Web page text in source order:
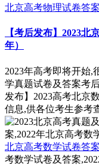
北京高考物理试卷答案
【考后发布】2023北
年）
2023年高考即将开始,
学真题试卷及答案考
发布】2023高考北京
信息,供各位考生参考
北京高考数学试卷答案
考数学试卷及答案